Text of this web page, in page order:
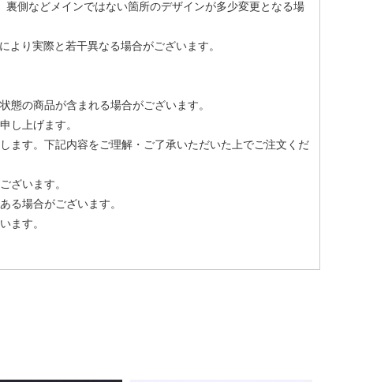
側などメインではない箇所のデザインが多少変更となる場
より実際と若干異なる場合がございます。
態の商品が含まれる場合がございます。
し上げます。
ます。下記内容をご理解・ご了承いただいた上でご注文くだ
ざいます。
る場合がございます。
ます。